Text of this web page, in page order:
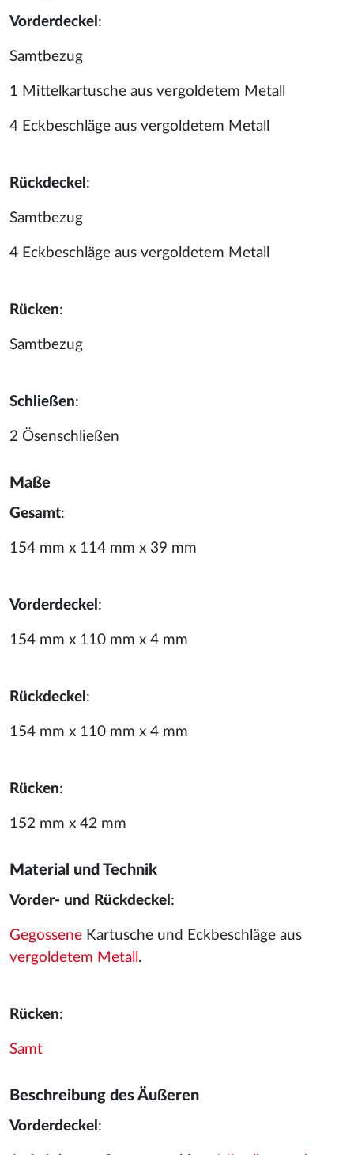
Vorderdeckel :
Samtbezug
1 Mittelkartusche aus vergoldetem Metall
4 Eckbeschläge aus vergoldetem Metall
Rückdeckel :
Samtbezug
4 Eckbeschläge aus vergoldetem Metall
Rücken:
Samtbezug
Schließen:
2 Ösenschließen
Maße
Gesamt:
154 mm x 114 mm x 39 mm
Vorderdeckel :
154 mm x 110 mm x 4 mm
Rückdeckel :
154 mm x 110 mm x 4 mm
Rücken:
152 mm x 42 mm
Material und Technik
Vorder- und Rückdeckel :
Gegossene Kartusche und Eckbeschläge aus
vergoldetem Metall .
Rücken:
Samt
Beschreibung des Äußeren
Vorderdeckel :